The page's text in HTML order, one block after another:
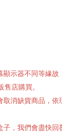
顯示器不同等緣
店購買。
消缺貨商品，依
子，我們會盡快回